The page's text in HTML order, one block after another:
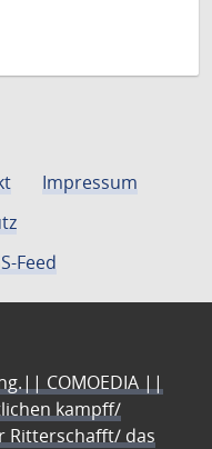
Impressum
Feed
COMOEDIA ||
kampff/
das